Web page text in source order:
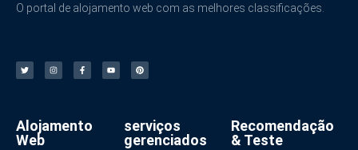
O portal de alojamento web com as melhores classificações.
Alojamento
Web
serviços
gerenciados
Recomendação
& Teste